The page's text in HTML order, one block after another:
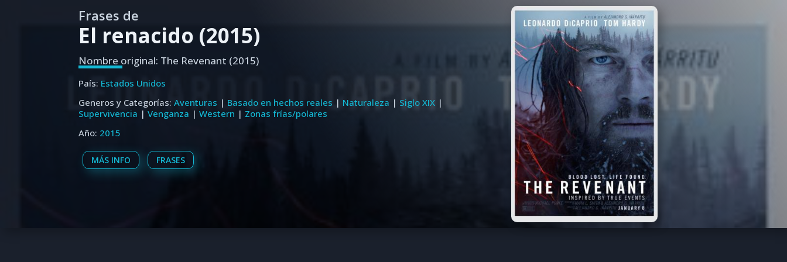
Frases de
El renacido (2015)
Nombre original: The Revenant (2015)
País: Estados Unidos
Generos y Categorías:Aventuras | Basado en hechos reales | Naturaleza | Siglo XIX |
Supervivencia |Venganza |Western | Zonas frías/polares
Año: 2015
MÁS INFO FRASES